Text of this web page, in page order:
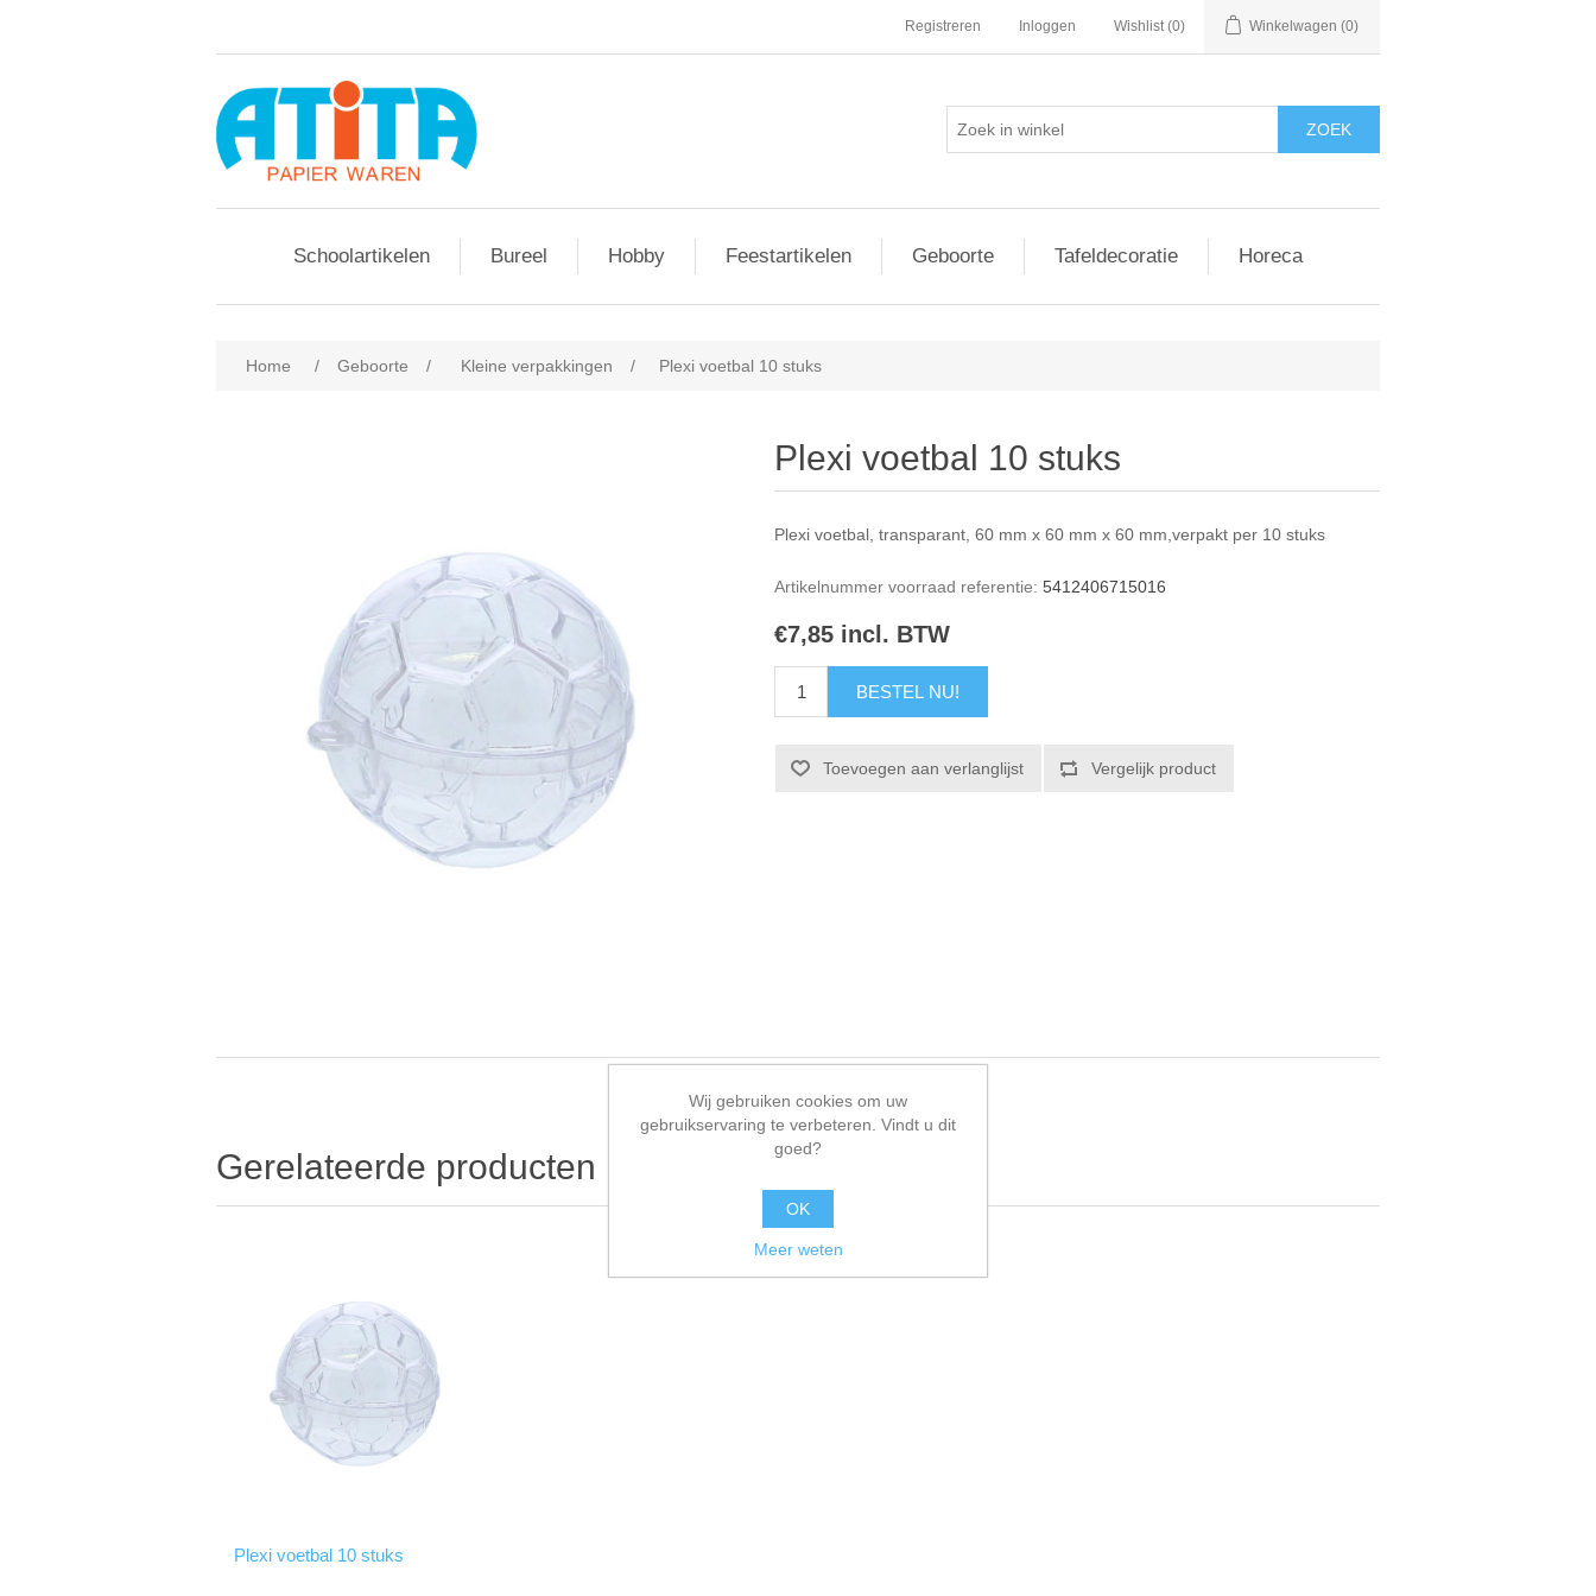
Registreren Inloggen Wishlist (0) Winkelwagen (0)
Schoolartikelen Bureel Hobby Feestartikelen Geboorte Tafeldecoratie Horeca
Home / Geboorte / Kleine verpakkingen / Plexi voetbal 10 stuks
Plexi voetbal 10 stuks
Plexi voetbal, transparant, 60 mm x 60 mm x 60 mm,verpakt per 10 stuks
Artikelnummer voorraad referentie: 5412406715016
€7,85 incl. BTW
Gerelateerde producten
Plexi voetbal 10 stuks
Wij gebruiken cookies om uw
gebruikservaring te verbeteren. Vindt u dit
goed?
OK
Meer weten